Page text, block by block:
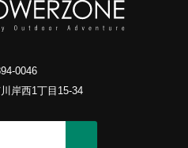
0046
岸西1丁目15-34